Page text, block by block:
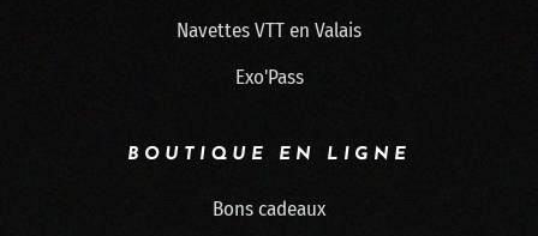
Navettes VTT en Valais
Exo'Pass
BOUTIQUE EN LIGNE
Bons cadeaux